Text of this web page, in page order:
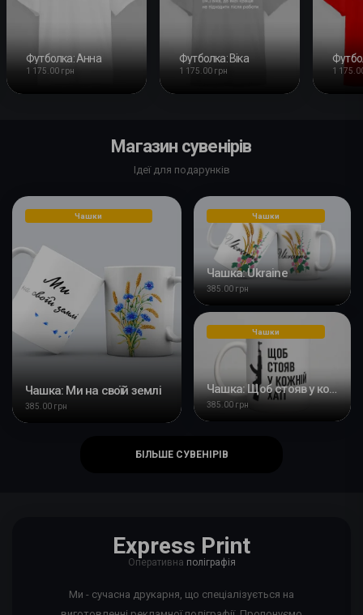
Футболка: Анна
1 175.00 грн
Футболка: Віка
1 175.00 грн 1
Магазин сувенірів
Ідеї для подарунків
Чашки
Чашка: Ми на своїй землі
385.00 грн
Чашки
Чашка: Ukraine
385.00 грн
Чашки
Чашка: Щоб стояв у кожній хаті
385.00 грн
БІЛЬШЕ СУВЕНІРІВ
Express Print
Оперативна поліграфія
Ми - сучасна друкарня, що спеціалізується на